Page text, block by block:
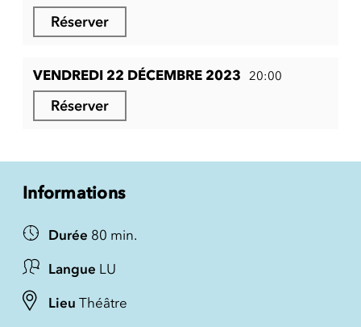
Réserver
VENDREDI 22 DÉCEMBRE 2023 20:00
Réserver
Informations
Durée 80 min.
Langue LU
Lieu Théâtre